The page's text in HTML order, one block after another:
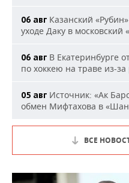
06 авг Казанский
уходе Даку в московский
06 авг В Екатеринбурге
по хоккею на траве из-
05 авг Источник: «Ак
обмен Мифтахова в
ВСЕ